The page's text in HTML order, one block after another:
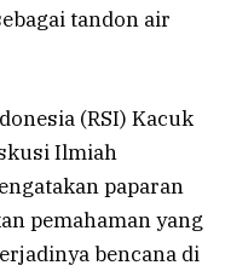
tandon air
(RSI) Kacuk
Ilmiah
paparan
pemahaman yang
bencana di